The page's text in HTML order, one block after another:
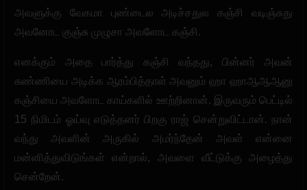
அவளுக்கு வேகமா புண்டைல அடிச்சதுல கஞ்சி வடிஞ்சுது
அவனோட குஞ்சு முழுசா அவளோட கஞ்சி.
எனக்கும் அதை பார்த்து கஞ்சி வந்தது, பின்னர் அவன்
சுண்ணியை அடிக்க ஆரம்பித்தாள் அவனும் ஹா ஹாஆஆஆனு
கஞ்சியை அவளோட காய்களில் ஊற்றினான். இருவரும் பெட்டில்
15 நிமிடம் ஓய்வு எடுத்தனர் பிறகு ராஜ் சென்றுவிட்டான். நான்
வந்து அவளின் அருகில் அமர்ந்தேன் அவள் என்னை
மன்னித்துவிடுங்கள் என்றால், அவளை வீட்டுக்கு அழைத்து
சென்றேன்.